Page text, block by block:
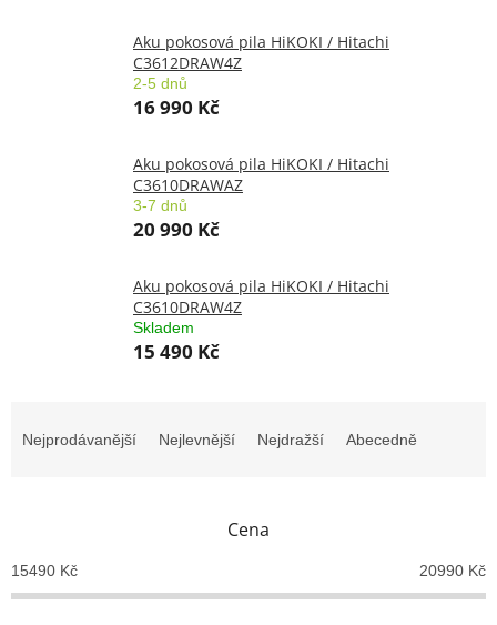
Aku pokosová pila HiKOKI / Hitachi
C3612DRAW4Z
2-5 dnů
16 990 Kč
Aku pokosová pila HiKOKI / Hitachi
C3610DRAWAZ
3-7 dnů
20 990 Kč
Aku pokosová pila HiKOKI / Hitachi
C3610DRAW4Z
Skladem
15 490 Kč
p
r
o
Nejprodávanější Nejlevnější Nejdražší Abecedně
Cena
15490 Kč 20990 Kč